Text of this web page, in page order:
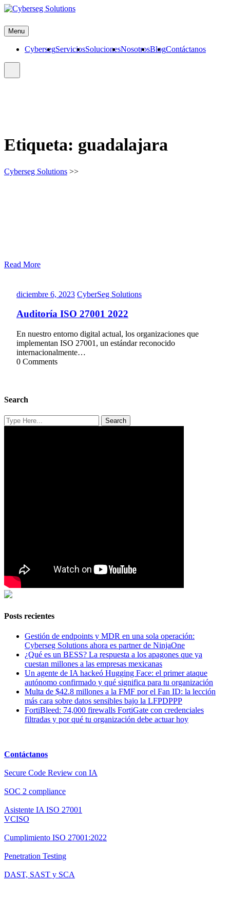
Skip
content
Menu
CybersegServiciosSolucionesNosotrosBlogContáctanos
Etiqueta: guadalajara
Cyberseg Solutions >>
Read More
diciembre 6, 2023diciembre
2023
CyberSeg SolutionsCyberSeg
Auditoría ISO 27001 2022
En nuestro entorno digital actual, los organizaciones que
implementan ISO 27001, un estándar reconocido
internacionalmente…
0 Comments
Search
Posts recientes
Gestión de endpoints y MDR en una sola operación:
Cyberseg Solutions ahora es partner de NinjaOne
¿Qué es un BESS? La respuesta a los apagones que ya
cuestan millones a las empresas mexicanas
Un agente de IA hackeó Hugging Face: el primer ataque
autónomo confirmado y qué significa para tu organización
Multa de $42.8 millones a la FMF por el Fan ID: la lección
más cara sobre datos sensibles bajo la LFPDPPP
FortiBleed: 74,000 firewalls FortiGate con credenciales
filtradas y por qué tu organización debe actuar hoy
Contáctanos
Secure Code Review con IA
SOC 2 compliance
Asistente IA ISO 27001
VCISO
Cumplimiento ISO 27001:2022
Penetration Testing
DAST, SAST y SCA